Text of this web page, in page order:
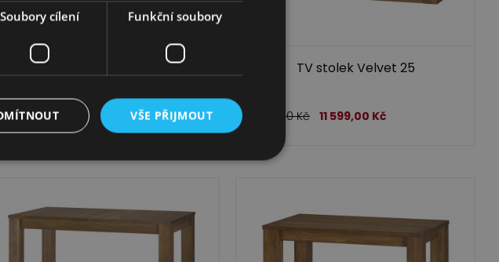
TV stolek Velvet 24
299,00Kč 8 299,00 Kč
TV stolek Velvet 25
13 799,00Kč 11 599,00 Kč
Soubory cílení Funkční soubory
VŠE PŘIJMOUT